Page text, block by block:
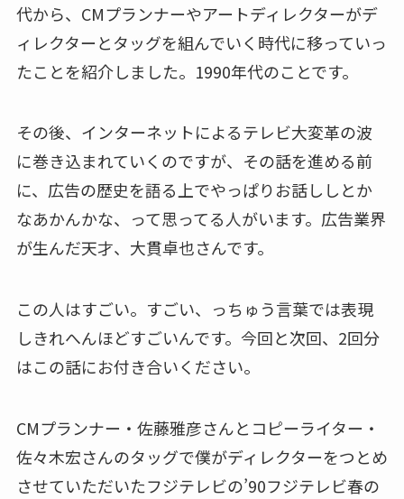
代から、CMプランナーやアートディレクターがデ
ィレクターとタッグを組んでいく時代に移っていっ
たことを紹介しました。1990年代のことです。
その後、インターネットによるテレビ大変革の波
に巻き込まれていくのですが、その話を進める前
に、広告の歴史を語る上でやっぱりお話ししとか
なあかんかな、って思ってる人がいます。広告業界
が生んだ天才、大貫卓也さんです。
この人はすごい。すごい、っちゅう言葉では表現
しきれへんほどすごいんです。今回と次回、2回分
はこの話にお付き合いください。
CMプランナー・佐藤雅彦さんとコピーライター・
佐々木宏さんのタッグで僕がディレクターをつとめ
させていただいたフジテレビの’90フジテレビ春の